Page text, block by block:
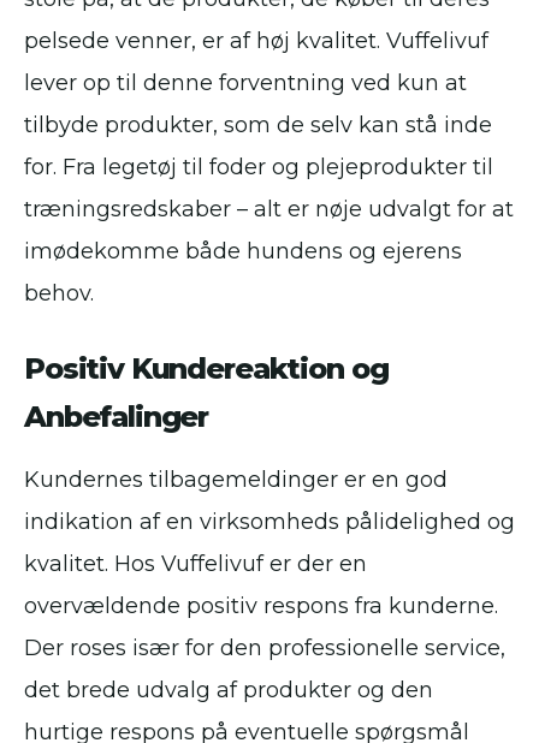
pelsede venner, er af høj kvalitet. Vuffelivuf
lever op til denne forventning ved kun at
tilbyde produkter, som de selv kan stå inde
for. Fra legetøj til foder og plejeprodukter til
træningsredskaber – alt er nøje udvalgt for at
imødekomme både hundens og ejerens
behov.
Positiv Kundereaktion og
Anbefalinger
Kundernes tilbagemeldinger er en god
indikation af en virksomheds pålidelighed og
kvalitet. Hos Vuffelivuf er der en
overvældende positiv respons fra kunderne.
Der roses især for den professionelle service,
det brede udvalg af produkter og den
hurtige respons på eventuelle spørgsmål